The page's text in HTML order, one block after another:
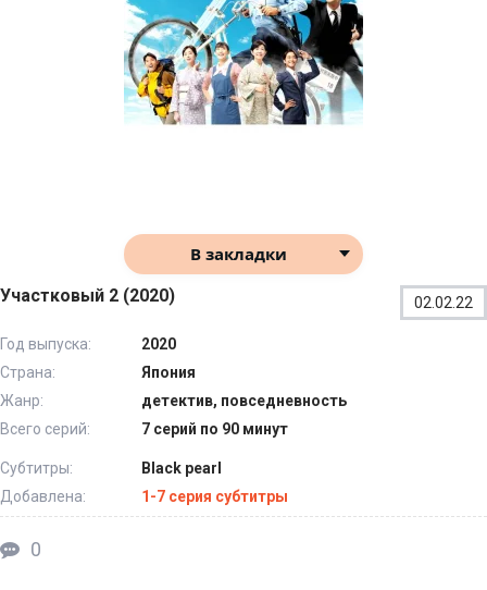
В закладки
Участковый 2 (2020) 02.02.22
Год выпуска:
2020
Страна:
Япония
Жанр:
детектив, повседневность
Всего серий:
7 серий по 90 минут
Субтитры:
Black pearl
Добавлена:
1-7 серия субтитры
0